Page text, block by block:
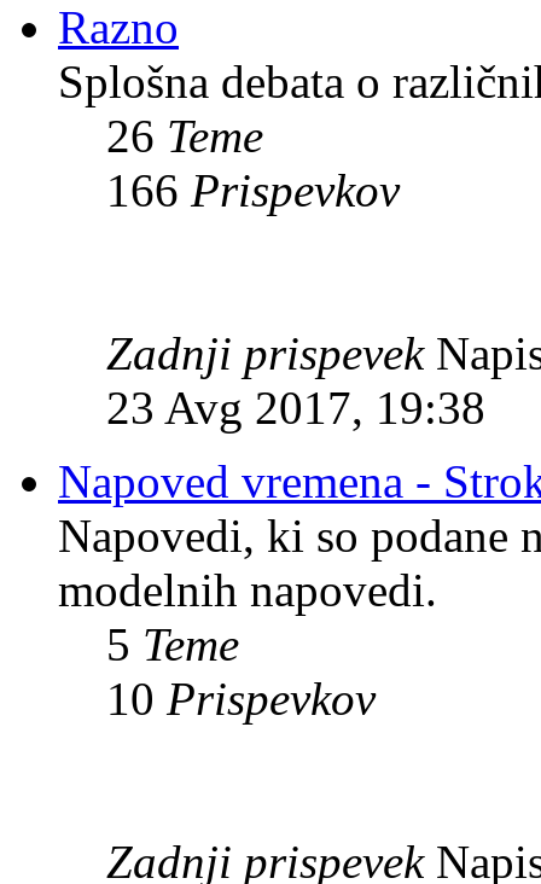
Razno
Splošna debata o
26 Teme
166 Prispevkov
Zadnji prispevek
23 Avg 2017, 19:38
Napoved vremena -
Napovedi, ki so podane
modelnih napovedi.
5 Teme
10 Prispevkov
Zadnji prispevek